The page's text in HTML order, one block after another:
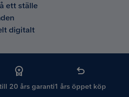
ett ställe
digitalt
20 års garanti1 års öppet köp